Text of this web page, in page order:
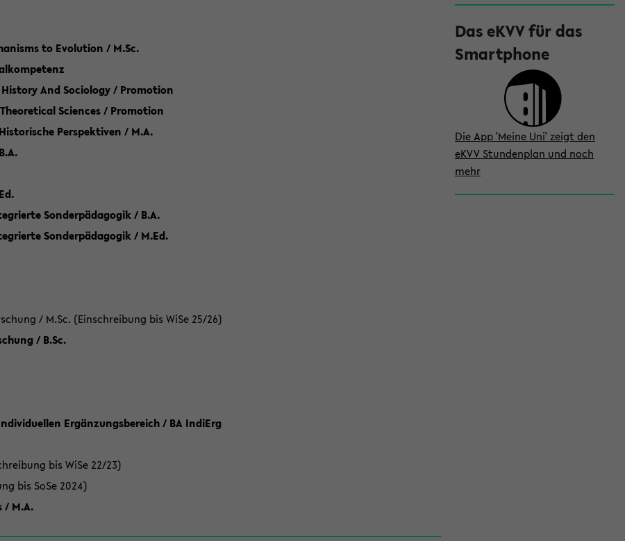
to Evolution / M.Sc.
And Sociology / Promotion
Sciences / Promotion
Perspektiven / M.A.
Sonderpädagogik / B.A.
Sonderpädagogik / M.Ed.
/ M.Sc. (Einschreibung bis WiSe 25/26)
/ B.Sc.
Ergänzungsbereich / BA IndiErg
bis WiSe 22/23)
bis SoSe 2024)
/ M.A.
Das eKVV für das
Smartphone
Die App 'Meine Uni' zeigt den
eKVV Stundenplan und noch
mehr